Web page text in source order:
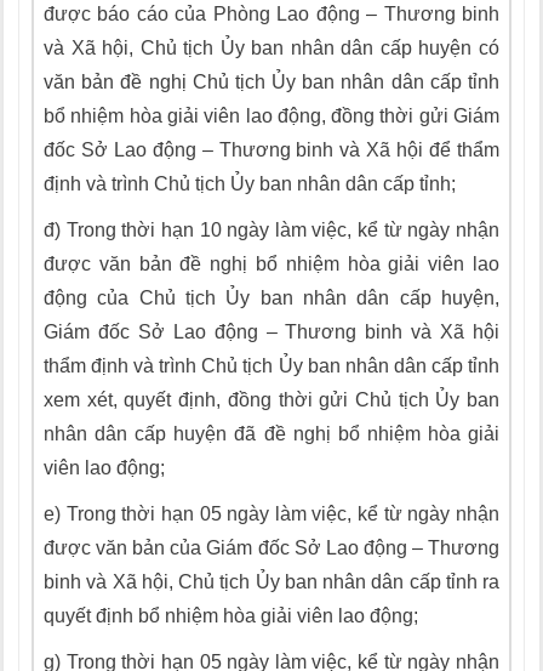
được báo cáo của Phòng Lao động – Thương binh
và Xã hội, Chủ tịch Ủy ban nhân dân cấp huyện có
văn bản đề nghị Chủ tịch Ủy ban nhân dân cấp tỉnh
bổ nhiệm hòa giải viên lao động, đồng thời gửi Giám
đốc Sở Lao động – Thương binh và Xã hội để thẩm
định và trình Chủ tịch Ủy ban nhân dân cấp tỉnh;
đ) Trong thời hạn 10 ngày làm việc, kể từ ngày nhận
được văn bản đề nghị bổ nhiệm hòa giải viên lao
động của Chủ tịch Ủy
ban nhân dân cấp huyện,
Giám đốc Sở Lao động – Thương binh và Xã hội
thẩm định và trình Chủ tịch Ủy ban nhân dân cấp tỉnh
xem xét, quyết định, đồng thời gửi Chủ tịch Ủy ban
nhân dân cấp huyện đã đề nghị bổ nhiệm hòagiải
viên lao động;
e) Trong thời hạn 05 ngày làm việc, kể từ ngày nhận
được văn bản của Giám đốc Sở Lao động – Thương
binh và Xã hội, Chủ tịch Ủy ban nhân dân cấp tỉnh ra
quyết định bổ nhiệm hòa giải viên lao động;
g) Trong thời hạn 05 ngày làm việc, kể từ ngày nhận